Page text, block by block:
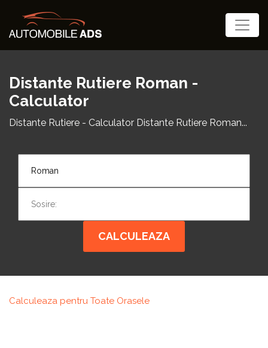
Distante Rutiere Roman -
Calculator
Distante Rutiere - Calculator Distante Rutiere Roman...
CALCULEAZA
Calculeaza pentru Toate Orasele